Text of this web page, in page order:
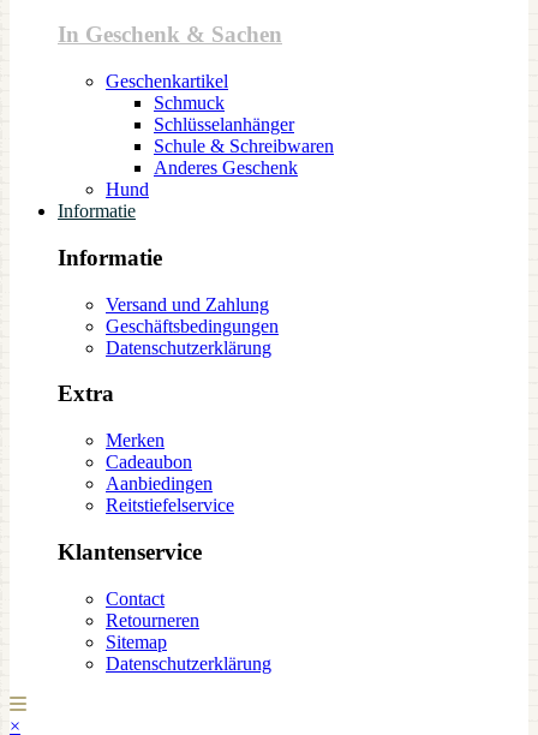
In Geschenk & Sachen
Geschenkartikel
Schmuck
Schlüsselanhänger
Schule & Schreibwaren
Anderes Geschenk
Hund
Informatie
Informatie
Versand und Zahlung
Geschäftsbedingungen
Datenschutzerklärung
Extra
Merken
Cadeaubon
Aanbiedingen
Reitstiefelservice
Klantenservice
Contact
Retourneren
Sitemap
Datenschutzerklärung
×